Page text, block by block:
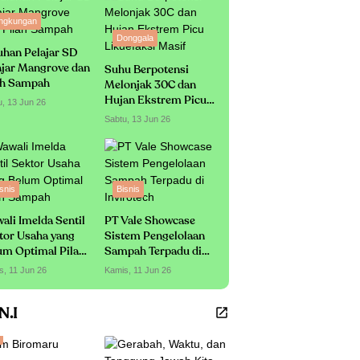
Pelajar SD
Mangrove dan
Sampah
13 Jun 26
Donggala
Suhu Berpotensi
Melonjak 30C dan
Hujan Ekstrem Picu
Likuefaksi Masif
Sabtu, 13 Jun 26
Imelda Sentil
Usaha yang
Optimal Pilah
11 Jun 26
Bisnis
PT Vale Showcase
Sistem Pengelolaan
Sampah Terpadu di
Invirotech
Kamis, 11 Jun 26